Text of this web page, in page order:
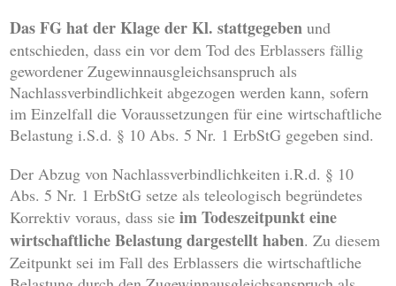
Das FG hat der Klage der Kl. stattgegebenund
entschieden, dass ein vor dem Tod des Erblassers fällig
gewordener Zugewinnausgleichsanspruch als
Nachlassverbindlichkeit abgezogen werden kann, sofern
im Einzelfall die Voraussetzungen für eine wirtschaftliche
Belastung i.S.d. § 10 Abs. 5 Nr. 1 ErbStG gegeben sind.
Der Abzug von Nachlassverbindlichkeiten i.R.d. § 10
Abs. 5 Nr. 1 ErbStG setze als teleologisch begründetes
Korrektiv voraus, dass sieim Todeszeitpunkt eine
wirtschaftliche Belastung dargestellt haben. Zu diesem
Zeitpunkt sei im Fall des Erblassers die wirtschaftliche